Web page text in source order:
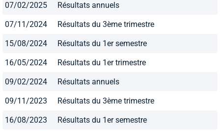
07/02/2025 Résultats annuels
07/11/2024 Résultats du 3ème trimestre
15/08/2024 Résultats du 1er semestre
16/05/2024 Résultats du 1er trimestre
09/02/2024 Résultats annuels
09/11/2023 Résultats du 3ème trimestre
16/08/2023 Résultats du 1er semestre